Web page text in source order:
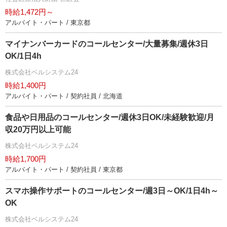
時給1,472円～
アルバイト・パート / 東京都
マイナンバーカードのコールセンター/大量募集/週休3日
OK/1日4h
株式会社ベルシステム24
時給1,400円
アルバイト・パート / 契約社員 / 北海道
食品や日用品のコールセンター/週休3日OK/未経験歓迎/月
収20万円以上可能
株式会社ベルシステム24
時給1,700円
アルバイト・パート / 契約社員 / 東京都
スマホ操作サポートのコールセンター/週3日～OK/1日4h～
OK
株式会社ベルシステム24